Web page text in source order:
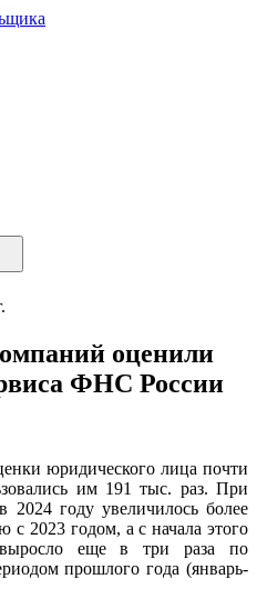
оценили
ФНС России
юридического лица почти
им 191 тыс. раз. При
2024 году увеличилось более
с 2023 годом, а с начала этого
выросло еще в три раза по
прошлого года (январь-